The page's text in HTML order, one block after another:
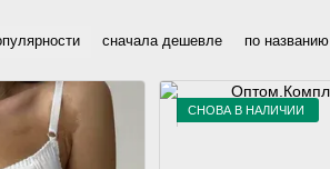
сначала дешевле по названию
СНОВА В НАЛИЧИИ